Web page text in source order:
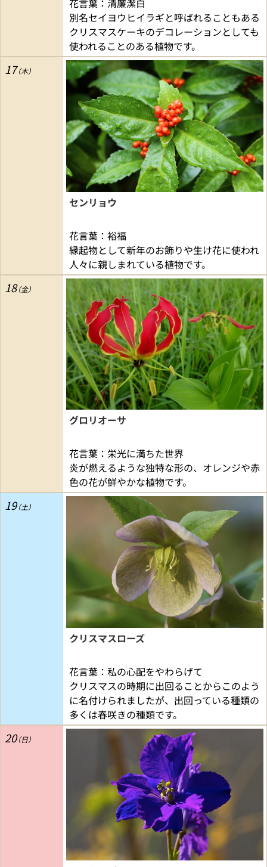
花言葉：清廉潔白
別名セイヨウヒイラギと呼ばれることもある
クリスマスケーキのデコレーションとしても
使われることのある植物です。
17
センリョウ
花言葉：裕福
縁起物として新年のお飾りや生け花に使われ
人々に親しまれている植物です。
18
グロリオーサ
花言葉：栄光に満ちた世界
炎が燃えるような独特な形の、オレンジや赤
色の花が鮮やかな植物です。
19
クリスマスローズ
花言葉：私の心配をやわらげて
クリスマスの時期に出回ることからこのよう
に名付けられましたが、出回っている種類の
多くは春咲きの種類です。
20